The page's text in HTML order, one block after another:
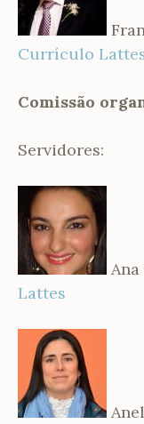
Currículo
Comissão
Servidores:
Lattes